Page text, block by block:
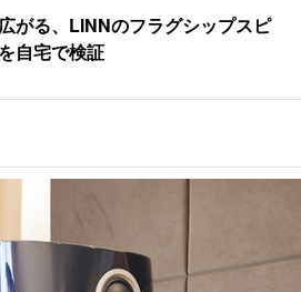
がる、LINNのフラグシップスピ
自宅で検証